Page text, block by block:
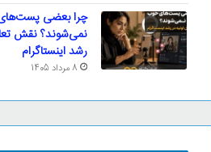
چرا بعضی
نمی‌شوند؟ نقش
رشد اینستاگرام
8 مرداد 1405